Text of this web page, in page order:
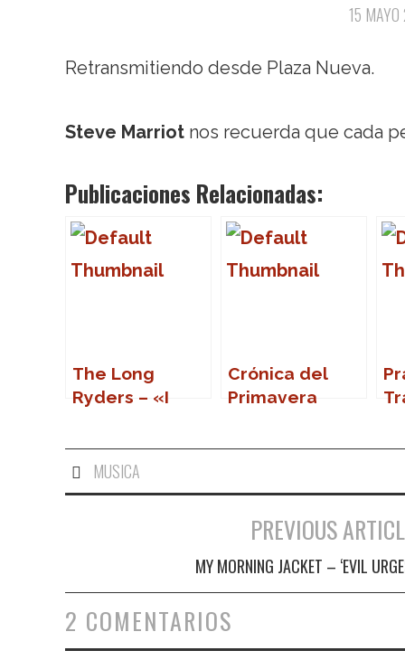
15
Retransmitiendo desde Plaza Nueva.
Steve Marriot nos recuerda que cada
Publicaciones Relacionadas:
The Long
Ryders – «I
Crónica del
Primavera
MUSICA
Navegación de entradas
PREVIOUS
MY MORNING JACKET – ‘EVIL
2 COMENTARIOS